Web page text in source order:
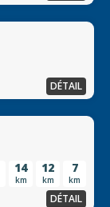
DÉTAIL
14
km
12
km
7
km
DÉTAIL